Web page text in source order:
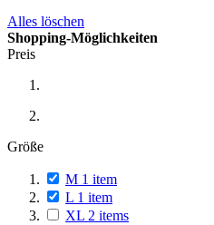
Alles löschen
Shopping-Möglichkeiten
Preis
Größe
M 1 item
L 1 item
XL 2 items